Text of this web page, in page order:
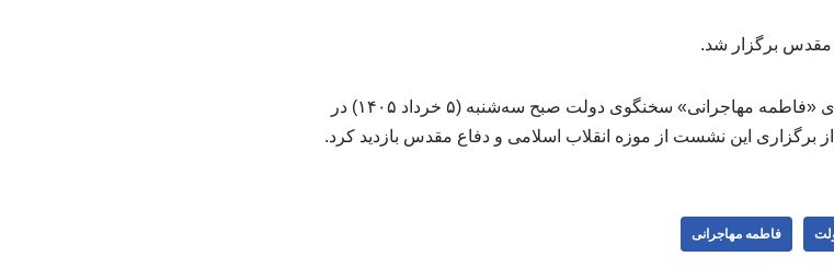
برگزار شد.
به گزارش خبرگزاری آموزش php، نشست خبری «فاطمه مهاجرانی» سخنگوی دولت صبح سه‌شنبه (۵ خرداد ۱۴۰۵) در
این نشست از موزه انقلاب اسلامی و دفاع مقدس بازدید کرد.
فاطمه مهاجرانی